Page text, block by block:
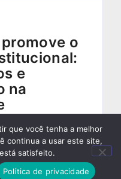
o
e
na
que você tenha a melhor
continua a usar este site,
satisfeito.
Política de privacidade